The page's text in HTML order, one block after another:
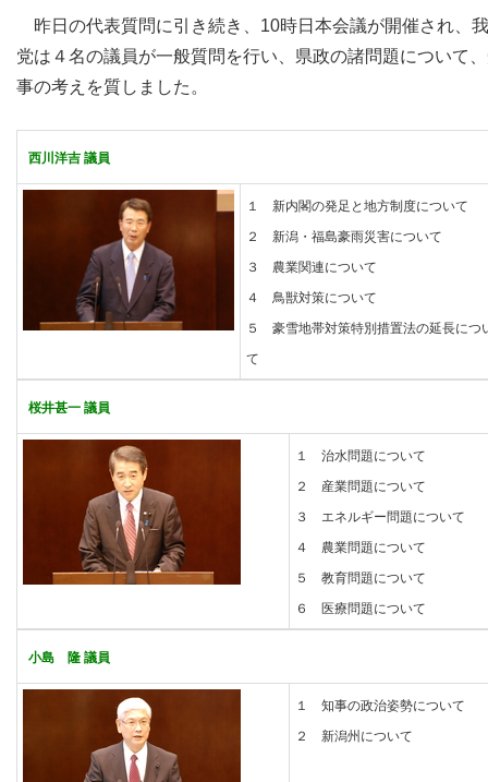
昨日の代表質問に引き続き、10時日本会議が開催され、
党は４名の議員が一般質問を行い、県政の諸問題について
事の考えを質しました。
西川洋吉 議員
１ 新内閣の発足と地方制度について
２ 新潟・福島豪雨災害について
３ 農業関連について
４ 鳥獣対策について
５ 豪雪地帯対策特別措置法の延長につ
て
桜井甚一 議員
１ 治水問題について
２ 産業問題について
３ エネルギー問題について
４ 農業問題について
５ 教育問題について
６ 医療問題について
小島 隆 議員
１ 知事の政治姿勢について
２ 新潟州について